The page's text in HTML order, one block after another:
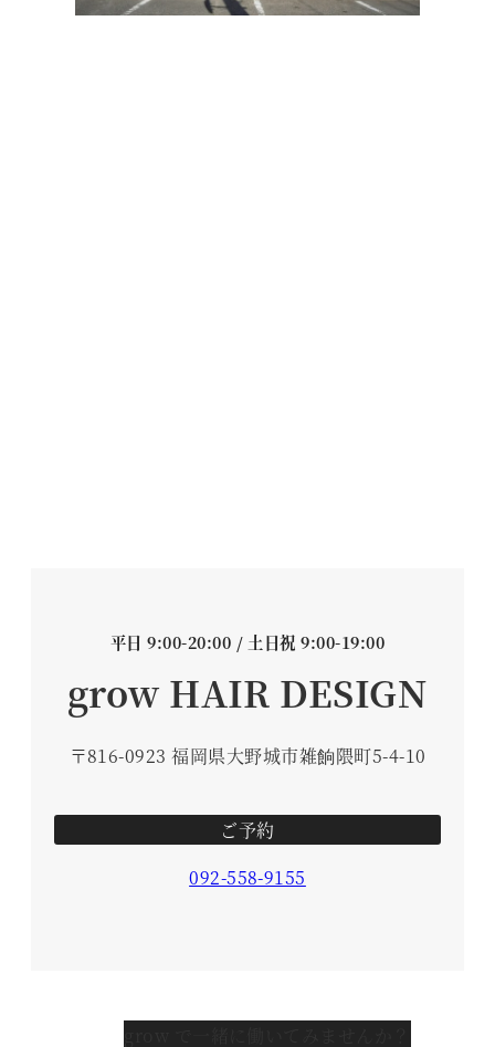
平日 9:00-20:00 / 土日祝 9:00-19:00
grow HAIR DESIGN
〒816-0923 福岡県大野城市雑餉隈町5-4-10
ご予約
092-558-9155